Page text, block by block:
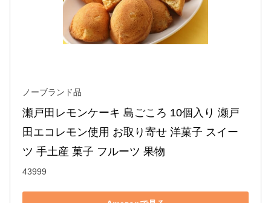
ノーブランド品
瀬戸田レモンケーキ 島ごころ 10個入り 瀬戸
田エコレモン使用 お取り寄せ 洋菓子 スイー
ツ 手土産 菓子 フルーツ 果物
43999